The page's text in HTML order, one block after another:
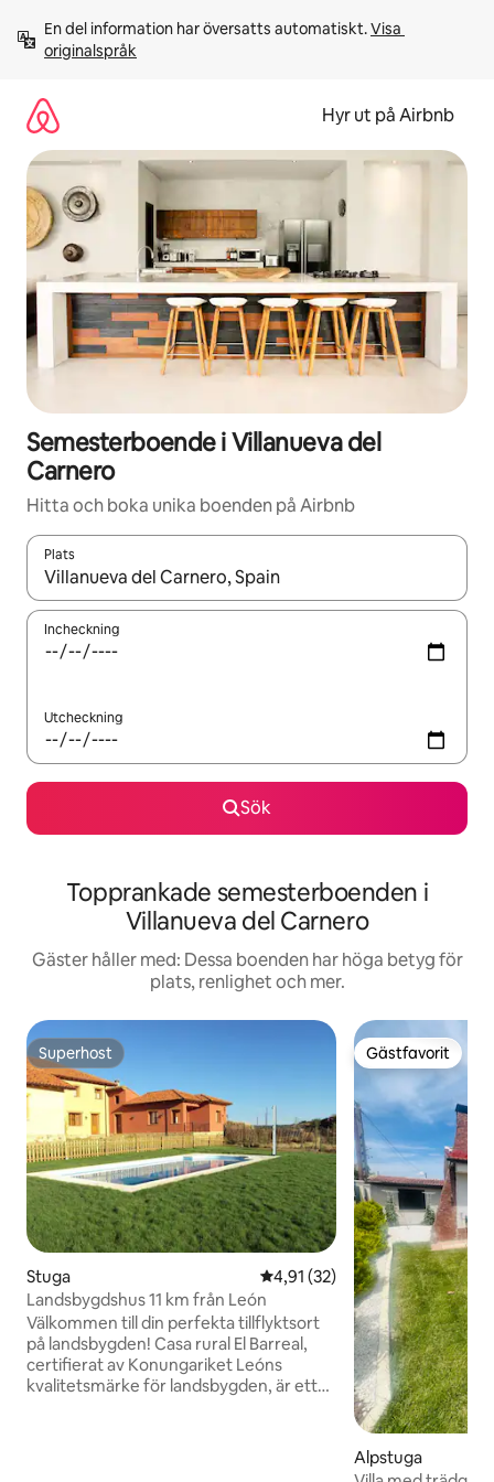
innehåll
En del information har översatts automatiskt. Visa
originalspråk
Hyr ut på Airbnb
Semesterboende i Villanueva del
Carnero
Hitta och boka unika boenden på Airbnb
Plats
När resultaten är tillgängliga kan du navigera med upp- och
Incheckning
Utcheckning
Sök
Topprankade semesterboenden i
Villanueva del Carnero
Gäster håller med: Dessa boenden har höga betyg för
plats, renlighet och mer.
Superhost
Superhost
Stuga 4,91 av 5 i genomsnittligt
4,91 (32)
Landsbygdshus 11 km från León
Välkommen till din perfekta tillflyktsort
på landsbygden! Casa rural El Barreal,
certifierat av Konungariket Leóns
kvalitetsmärke för landsbygden, är ett
Gästfavorit
Gästfavorit
Alpstuga